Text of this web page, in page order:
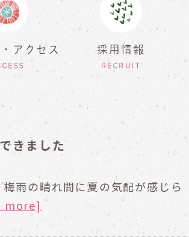
アクセス 採用情報
RECRUIT
きました
雨の晴れ間に夏の気配が感じら
more]